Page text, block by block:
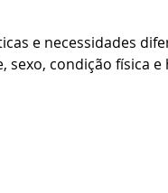
e necessidades
condição física